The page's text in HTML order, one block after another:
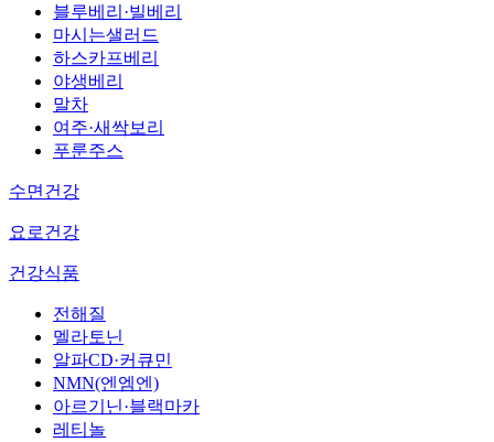
블루베리·빌베리
마시는샐러드
하스카프베리
야생베리
말차
여주·새싹보리
푸룬주스
수면건강
요로건강
건강식품
전해질
멜라토닌
알파CD·커큐민
NMN(엔엠엔)
아르기닌·블랙마카
레티놀